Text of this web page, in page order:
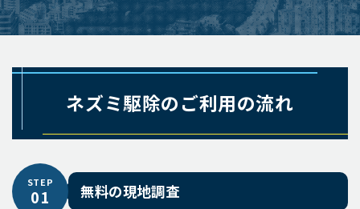
ネズミ駆除のご利用の流れ
STEP
01 無料の現地調査